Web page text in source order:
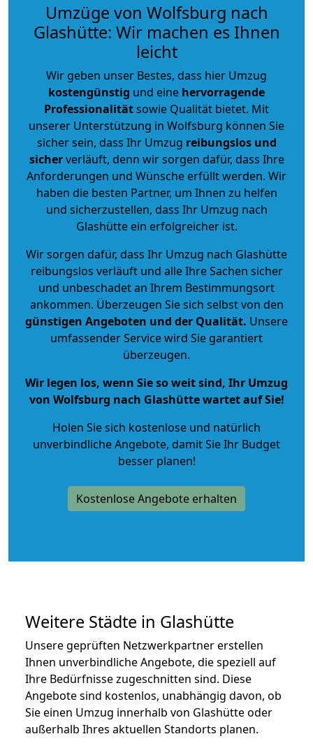
Umzüge von Wolfsburg nach
Glashütte: Wir machen es Ihnen
leicht
Wir geben unser Bestes, dass hier Umzug
kostengünstig und eine hervorragende
Professionalitätsowie Qualität bietet. Mit
unserer Unterstützung in Wolfsburg können Sie
sicher sein, dass Ihr Umzug reibungslos und
sicherverläuft, denn wir sorgen dafür, dass Ihre
Anforderungen und Wünsche erfüllt werden. Wir
haben die besten Partner, um Ihnen zu helfen
und sicherzustellen, dass Ihr Umzug nach
Glashütte ein erfolgreicher ist.
Wir sorgen dafür, dass Ihr Umzug nach Glashütte
reibungslos verläuft und alle Ihre Sachen sicher
und unbeschadet an Ihrem Bestimmungsort
ankommen. Überzeugen Sie sich selbst von den
günstigen Angeboten und der Qualität. Unsere
umfassender Service wird Sie garantiert
überzeugen.
Wir legen los, wenn Sie so weit sind, Ihr Umzug
von Wolfsburg nach Glashütte wartet auf Sie!
Holen Sie sich kostenlose und natürlich
unverbindliche Angebote, damit Sie Ihr Budget
besser planen!
Kostenlose Angebote erhalten
Weitere Städte in Glashütte
Unsere geprüften Netzwerkpartner erstellen
Ihnen unverbindliche Angebote, die speziell auf
Ihre Bedürfnisse zugeschnitten sind. Diese
Angebote sind kostenlos, unabhängig davon, ob
Sie einen Umzug innerhalb von Glashütte oder
außerhalb Ihres aktuellen Standorts planen.